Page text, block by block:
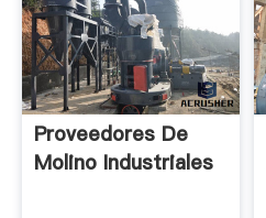
Proveedores De
Molino Industriales